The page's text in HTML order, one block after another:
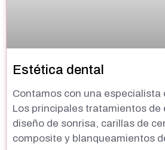
Estética dental
Contamos con una
Los principales tratamientos de
diseño de sonrisa, carillas de
composite y blanqueamientos